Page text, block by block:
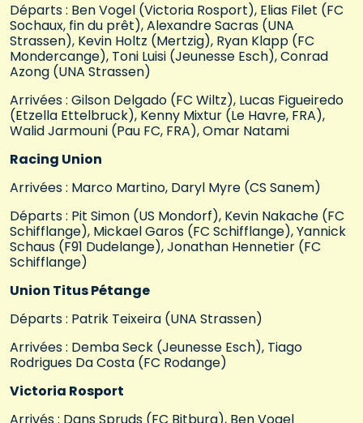
Départs : Ben Vogel (Victoria Rosport), Elias Filet (FC
Sochaux, fin du prêt), Alexandre Sacras (UNA
Strassen), Kevin Holtz (Mertzig), Ryan Klapp (FC
Mondercange), Toni Luisi (Jeunesse Esch), Conrad
Azong (UNA Strassen)
Arrivées : Gilson Delgado (FC Wiltz), Lucas Figueiredo
(Etzella Ettelbruck), Kenny Mixtur (Le Havre, FRA),
Walid Jarmouni (Pau FC, FRA), Omar Natami
Racing Union
Arrivées : Marco Martino, Daryl Myre (CS Sanem)
Départs : Pit Simon (US Mondorf), Kevin Nakache (FC
Schifflange), Mickael Garos (FC Schifflange), Yannick
Schaus (F91 Dudelange), Jonathan Hennetier (FC
Schifflange)
Union Titus Pétange
Départs : Patrik Teixeira (UNA Strassen)
Arrivées : Demba Seck (Jeunesse Esch), Tiago
Rodrigues Da Costa (FC Rodange)
Victoria Rosport